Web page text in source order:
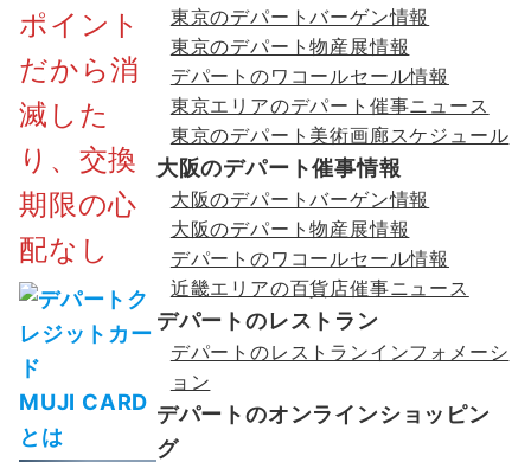
ポイント
だから消
滅した
り、交換
期限の心
配なし
MUJI CARD
とは
東京のデパートバーゲン情報
東京のデパート物産展情報
デパートのワコールセール情報
東京エリアのデパート催事ニュース
東京のデパート美術画廊スケジュール
大阪のデパート催事情報
大阪のデパートバーゲン情報
大阪のデパート物産展情報
デパートのワコールセール情報
近畿エリアの百貨店催事ニュース
デパートのレストラン
デパートのレストランインフォメーシ
ョン
デパートのオンラインショッピン
グ